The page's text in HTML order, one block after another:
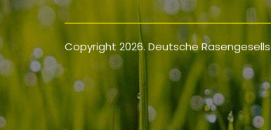
Copyright 2026. Deutsche